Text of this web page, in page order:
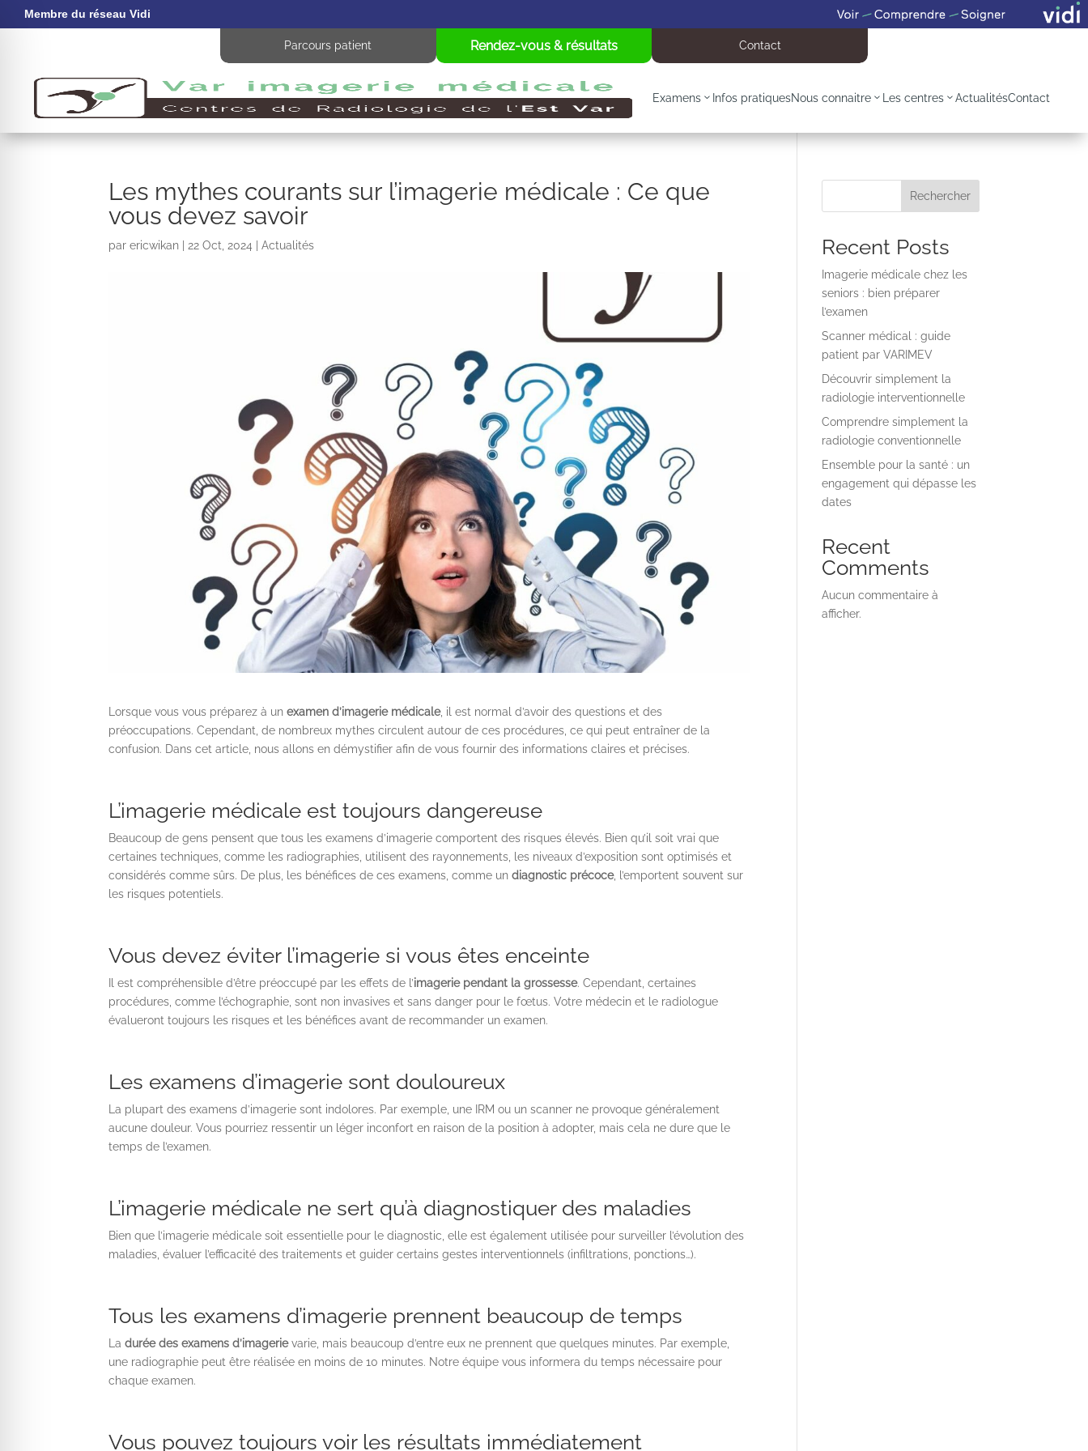
Membre du réseau Vidi
Parcours patient Rendez-vous & résultats Contact
Examens Infos pratiquesNous connaitre Les centres ActualitésContact
Les mythes courants sur l’imagerie médicale : Ce que
vous devez savoir
parericwikan |22 Oct, 2024 |Actualités
Lorsque vous vous préparez à unexamen d’imagerie médicale, il est normal d’avoir des questions et des
préoccupations. Cependant, de nombreux mythes circulent autour de ces procédures, ce qui peut entraîner de la
confusion. Dans cet article, nous allons en démystifier afin de vous fournir des informations claires et précises.
L’imagerie médicale est toujours dangereuse
Beaucoup de gens pensent que tous les examens d’imagerie comportent des risques élevés. Bien qu’il soit vrai que
certaines techniques, comme les radiographies, utilisent des rayonnements, les niveaux d’exposition sont optimisés et
considérés comme sûrs. De plus, les bénéfices de ces examens, comme undiagnostic précoce, l’emportent souvent sur
les risques potentiels.
Vous devez éviter l’imagerie si vous êtes enceinte
Il est compréhensible d’être préoccupé par les effets de l’imagerie pendant la grossesse. Cependant, certaines
procédures, comme l’échographie, sont non invasives et sans danger pour le fœtus. Votre médecin et le radiologue
évalueront toujours les risques et les bénéfices avant de recommander un examen.
Les examens d’imagerie sont douloureux
La plupart des examens d’imagerie sont indolores. Par exemple, une IRM ou un scanner ne provoque généralement
aucune douleur. Vous pourriez ressentir un léger inconfort en raison de la position à adopter, mais cela ne dure que le
temps de l’examen.
L’imagerie médicale ne sert qu’à diagnostiquer des maladies
Bien que l’imagerie médicale soit essentielle pour le diagnostic, elle est également utilisée pour surveiller l’évolution des
maladies, évaluer l’efficacité des traitements et guider certains gestes interventionnels (infiltrations, ponctions…).
Tous les examens d’imagerie prennent beaucoup de temps
Ladurée des examens d’imagerievarie, mais beaucoup d’entre eux ne prennent que quelques minutes. Par exemple,
une radiographie peut être réalisée en moins de 10 minutes. Notre équipe vous informera du temps nécessaire pour
chaque examen.
Vous pouvez toujours voir les résultats immédiatement
Rechercher
Recent Posts
Imagerie médicale chez les
seniors : bien préparer
l’examen
Scanner médical : guide
patient par VARIMEV
Découvrir simplement la
radiologie interventionnelle
Comprendre simplement la
radiologie conventionnelle
Ensemble pour la santé : un
engagement qui dépasse les
dates
Recent
Comments
Aucun commentaire à
afficher.